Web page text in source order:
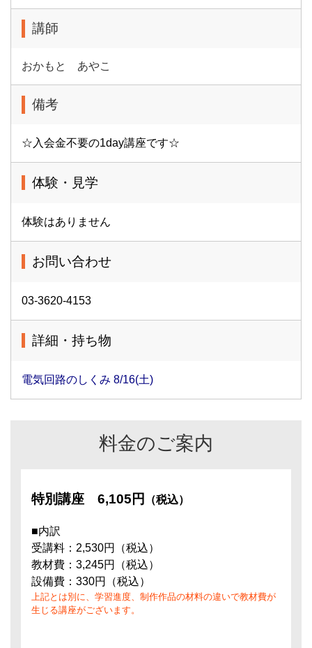
講師
おかもと あやこ
備考
☆入会金不要の1day講座です☆
体験・見学
体験はありません
お問い合わせ
03-3620-4153
詳細・持ち物
電気回路のしくみ 8/16(土)
料金のご案内
特別講座 6,105円 （税込）
■内訳
受講料：2,530円（税込）
教材費：3,245円（税込）
設備費：330円（税込）
上記とは別に、学習進度、制作作品の材料の違いで教材費が
生じる講座がございます。